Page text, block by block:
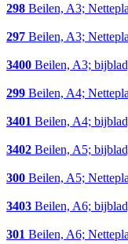
298 Beilen, A3;
297 Beilen, A3;
3400 Beilen, A3;
299 Beilen, A4;
3401 Beilen, A4;
3402 Beilen, A5;
300 Beilen, A5;
3403 Beilen, A6;
301 Beilen, A6;